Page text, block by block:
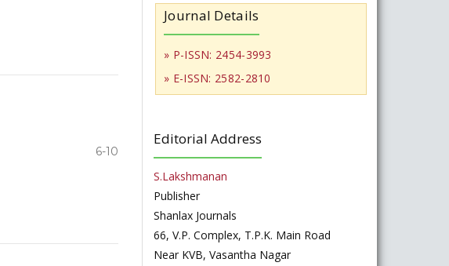
6-10
Journal Details
» P-ISSN: 2454-3993
» E-ISSN: 2582-2810
Editorial Address
S.Lakshmanan
Publisher
Shanlax Journals
66, V.P. Complex, T.P.K. Main Road
Near KVB, Vasantha Nagar